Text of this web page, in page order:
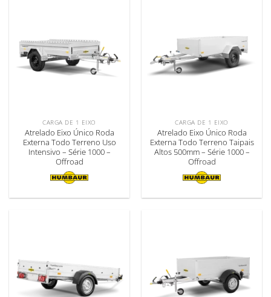
CARGA DE 1 EIXO
Atrelado Eixo Único Roda
Externa Todo Terreno Uso
Intensivo – Série 1000 –
Offroad
CARGA DE 1 EIXO
Atrelado Eixo Único Roda
Externa Todo Terreno Taipais
Altos 500mm – Série 1000 –
Offroad